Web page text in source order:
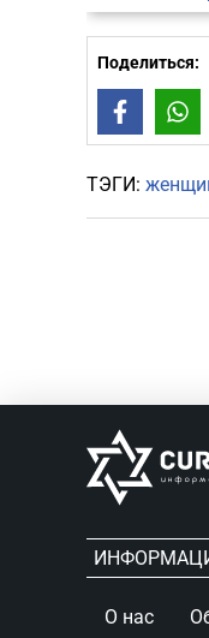
Поделиться:
Facebook
ТЭГИ:
О нас